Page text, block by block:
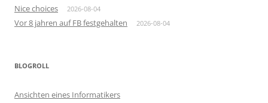
Nice choices 2026-08-04
Vor 8 jahren auf FB festgehalten 2026-08-04
BLOGROLL
Ansichten eines Informatikers